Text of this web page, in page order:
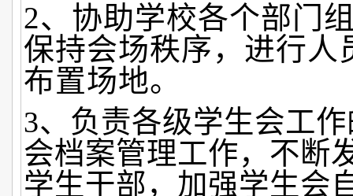
2、协助学校各个部门
保持会场秩序，进行人
布置场地。
3、负责各级学生会工
会档案管理工作，不断
学生干部，加强学生会